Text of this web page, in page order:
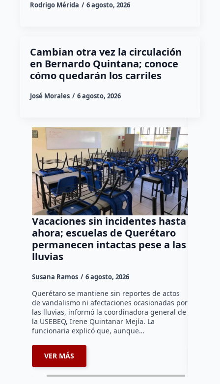
Rodrigo Mérida 6 agosto, 2026
Cambian otra vez la circulación
en Bernardo Quintana; conoce
cómo quedarán los carriles
José Morales 6 agosto, 2026
Vacaciones sin incidentes hasta
ahora; escuelas de Querétaro
permanecen intactas pese a las
lluvias
Susana Ramos 6 agosto, 2026
Querétaro se mantiene sin reportes de actos
de vandalismo ni afectaciones ocasionadas por
las lluvias, informó la coordinadora general de
la USEBEQ, Irene Quintanar Mejía. La
funcionaria explicó que, aunque…
VER MÁS